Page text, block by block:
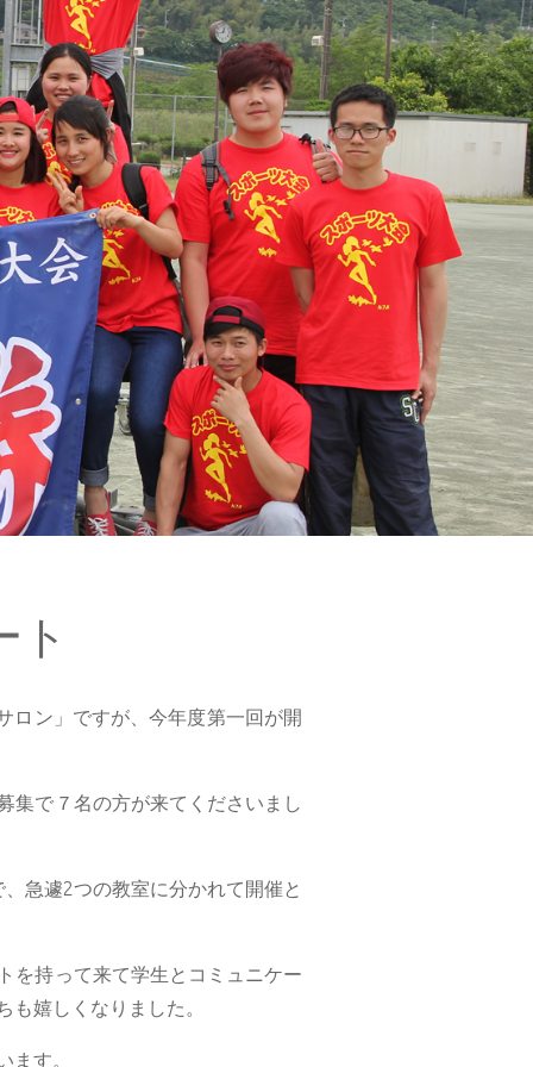
ト
ロン」ですが、今年度第一回が開
集で７名の方が来てくださいまし
急遽2つの教室に分かれて開催と
を持って来て学生とコミュニケー
嬉しくなりました。
す。